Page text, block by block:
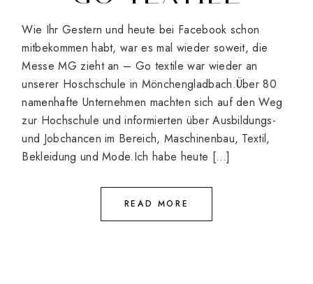
Wie Ihr Gestern und heute bei Facebook schon
mitbekommen habt, war es mal wieder soweit, die
Messe MG zieht an – Go textile war wieder an
unserer Hoschschule in Mönchengladbach.Über 80
namenhafte Unternehmen machten sich auf den Weg
zur Hochschule und informierten über Ausbildungs-
und Jobchancen im Bereich, Maschinenbau, Textil,
Bekleidung und Mode.Ich habe heute […]
READ MORE